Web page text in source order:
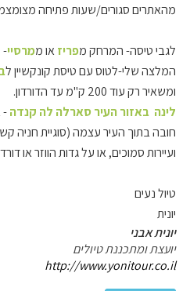
מהאתרים סגורים/שעות פתיחה
לגבי טיסה- המרחק מפריזאו ממרסיי-
המלצה שלי-לטוס עם טיסת קונקשיין ל
ומשאיר רק עוד 200 ק"מ עד הדורדון.
לינה באזור העיר סארלה לה קנדה-
חובה בתוך העיר עצמה (סוגיית
ועיירות סמוכים, או על גדות הווזר או
טיול נעים
יונית
יונית אבני
יועצת ומתכננת טיולים
http://www.yonitour.co.il